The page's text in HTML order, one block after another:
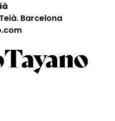
Teià. Barcelona